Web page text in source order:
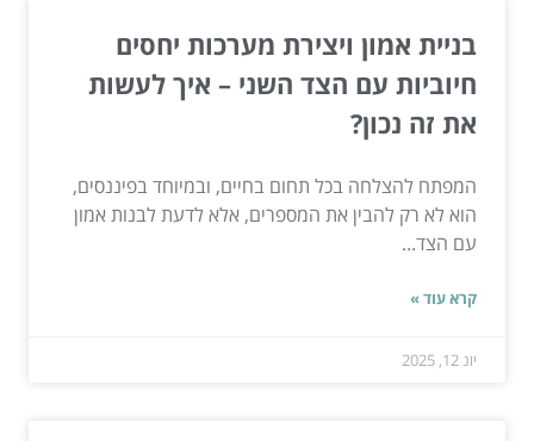
בניית אמון ויצירת מערכות יחסים
חיוביות עם הצד השני – איך לעשות
את זה נכון?
המפתח להצלחה בכל תחום בחיים, ובמיוחד בפיננסים,
הוא לא רק להבין את המספרים, אלא לדעת לבנות אמון
עם הצד...
קרא עוד »
יונ 12, 2025